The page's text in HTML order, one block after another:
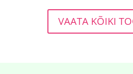
VAATA KÕIKI